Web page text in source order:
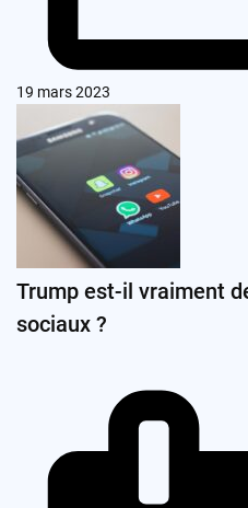
19 mars 2023
Trump est-il vraiment
sociaux ?